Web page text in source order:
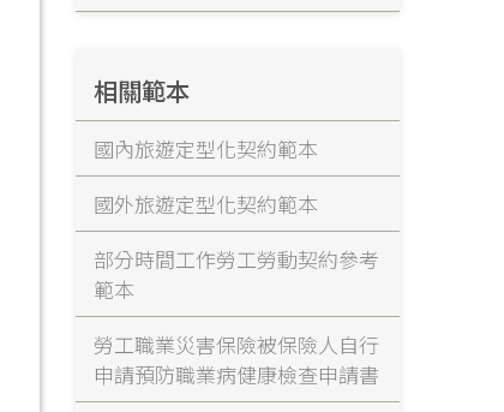
相關範本
國內旅遊定型化契約範本
國外旅遊定型化契約範本
部分時間工作勞工勞動契約參考
範本
勞工職業災害保險被保險人自行
申請預防職業病健康檢查申請書